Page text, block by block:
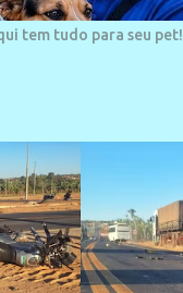
tem tudo para seu pet!